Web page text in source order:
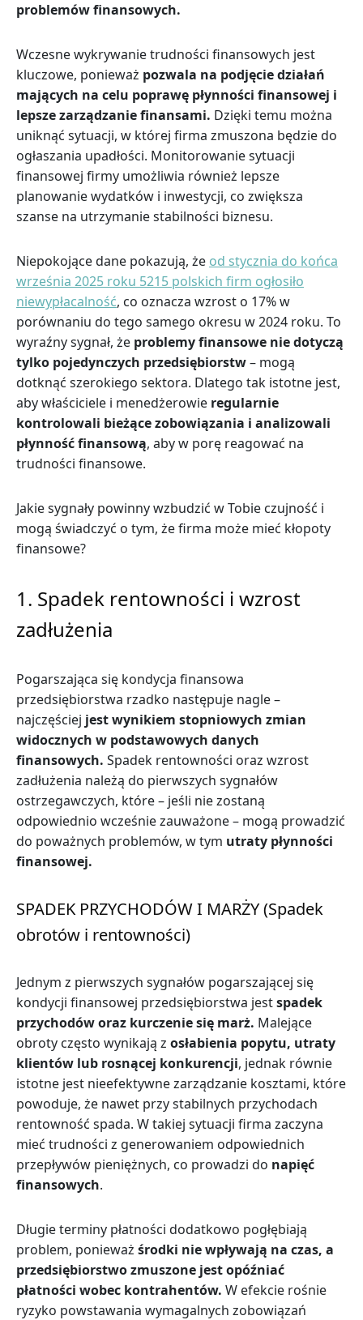
problemów finansowych.
Wczesne wykrywanie trudności finansowych jest
kluczowe, ponieważ pozwala na podjęcie działań
mających na celu poprawę płynności finansowej i
lepsze zarządzanie finansami. Dzięki temu można
uniknąć sytuacji, w której firma zmuszona będzie do
ogłaszania upadłości. Monitorowanie sytuacji
finansowej firmy umożliwia również lepsze
planowanie wydatków i inwestycji, co zwiększa
szanse na utrzymanie stabilności biznesu.
Niepokojące dane pokazują, że od stycznia do końca
września 2025 roku 5215 polskich firm ogłosiło
niewypłacalność, co oznacza wzrost o 17% w
porównaniu do tego samego okresu w 2024 roku. To
wyraźny sygnał, że problemy finansowe nie dotyczą
tylko pojedynczych przedsiębiorstw– mogą
dotknąć szerokiego sektora. Dlatego tak istotne jest,
aby właściciele i menedżerowie regularnie
kontrolowali bieżące zobowiązania i analizowali
płynność finansową, aby w porę reagować na
trudności finansowe.
Jakie sygnały powinny wzbudzić w Tobie czujność i
mogą świadczyć o tym, że firma może mieć kłopoty
finansowe?
1. Spadek rentowności i wzrost
zadłużenia
Pogarszająca się kondycja finansowa
przedsiębiorstwa rzadko następuje nagle –
najczęściej jest wynikiem stopniowych zmian
widocznych w podstawowych danych
finansowych. Spadek rentowności oraz wzrost
zadłużenia należą do pierwszych sygnałów
ostrzegawczych, które – jeśli nie zostaną
odpowiednio wcześnie zauważone – mogą prowadzić
do poważnych problemów, w tym utraty płynności
finansowej.
SPADEK PRZYCHODÓW I MARŻY (Spadek
obrotów i rentowności)
Jednym z pierwszych sygnałów pogarszającej się
kondycji finansowej przedsiębiorstwa jestspadek
przychodów oraz kurczenie się marż. Malejące
obroty często wynikają z osłabienia popytu, utraty
klientów lub rosnącej konkurencji, jednak równie
istotne jest nieefektywne zarządzanie kosztami, które
powoduje, że nawet przy stabilnych przychodach
rentowność spada. W takiej sytuacji firma zaczyna
mieć trudności z generowaniem odpowiednich
przepływów pieniężnych, co prowadzi do napięć
finansowych.
Długie terminy płatności dodatkowo pogłębiają
problem, ponieważ środki nie wpływają na czas, a
przedsiębiorstwo zmuszone jest opóźniać
płatności wobec kontrahentów. W efekcie rośnie
ryzyko powstawania wymagalnych zobowiązań